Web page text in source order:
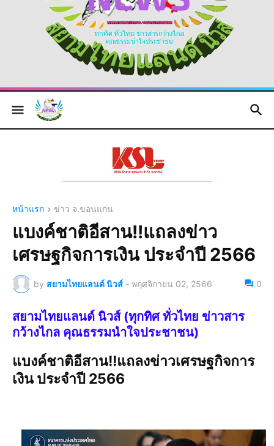
หน้าแรก ข่าว จ.ขอนแก่น
แบงค์ชาติอีสาน!!แถลงข่าว
เศรษฐกิจการเงิน ประจำปี 2566
by สยามไทยแลนด์ นิวส์ - พฤศจิกายน 02, 2566 0
สยามไทยแลนด์ นิวส์ (ทุกทิศ ทั่วไทย ข่าวสาร
กว้างไกล คุณธรรมนำใจประชาชน)
แบงค์ชาติอีสาน!!แถลงข่าวเศรษฐกิจการ
เงิน ประจำปี 2566